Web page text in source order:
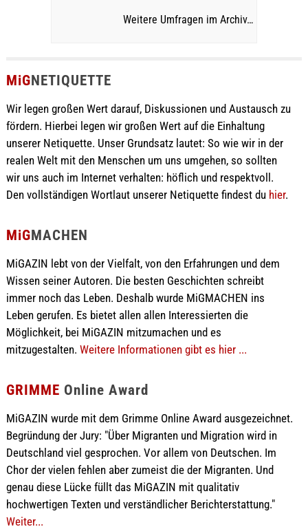
Weitere Umfragen im Archiv…
MiGNETIQUETTE
Wir legen großen Wert darauf, Diskussionen und Austausch zu
fördern. Hierbei legen wir großen Wert auf die Einhaltung
unserer Netiquette. Unser Grundsatz lautet: So wie wir in der
realen Welt mit den Menschen um uns umgehen, so sollten
wir uns auch im Internet verhalten: höflich und respektvoll.
Den vollständigen Wortlaut unserer Netiquette findest du hier.
MiGMACHEN
MiGAZIN lebt von der Vielfalt, von den Erfahrungen und dem
Wissen seiner Autoren. Die besten Geschichten schreibt
immer noch das Leben. Deshalb wurde MiGMACHEN ins
Leben gerufen. Es bietet allen allen Interessierten die
Möglichkeit, bei MiGAZIN mitzumachen und es
mitzugestalten. Weitere Informationen gibt es hier ...
GRIMME Online Award
MiGAZIN wurde mit dem Grimme Online Award ausgezeichnet.
Begründung der Jury: "Über Migranten und Migration wird in
Deutschland viel gesprochen. Vor allem von Deutschen. Im
Chor der vielen fehlen aber zumeist die der Migranten. Und
genau diese Lücke füllt das MiGAZIN mit qualitativ
hochwertigen Texten und verständlicher Berichterstattung."
Weiter...